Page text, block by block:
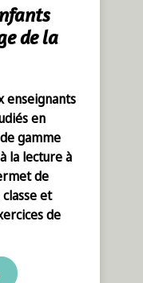
de la
enseignants
en
gamme
la lecture à
de
et
de